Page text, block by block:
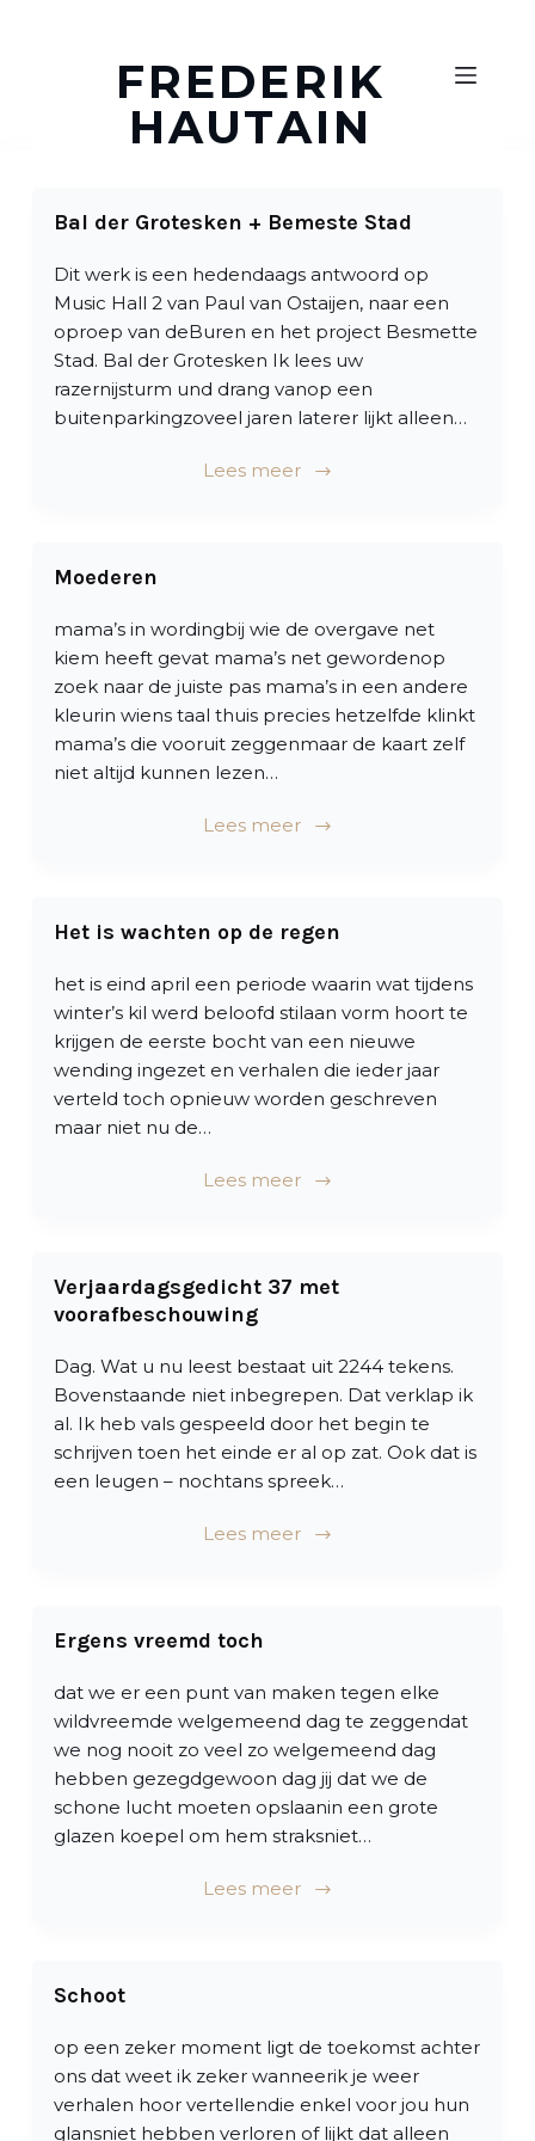
FREDERIK
HAUTAIN
Bal der Grotesken + Bemeste Stad
Dit werk is een hedendaags antwoord op
Music Hall 2 van Paul van Ostaijen, naar een
oproep van deBuren en het project Besmette
Stad. Bal der Grotesken Ik lees uw
razernijsturm und drang vanop een
buitenparkingzoveel jaren laterer lijkt alleen…
Lees meer
Moederen
mama’s in wordingbij wie de overgave net
kiem heeft gevat mama’s net gewordenop
zoek naar de juiste pas mama’s in een andere
kleurin wiens taal thuis precies hetzelfde klinkt
mama’s die vooruit zeggenmaar de kaart zelf
niet altijd kunnen lezen…
Lees meer
Het is wachten op de regen
het is eind april een periode waarin wat tijdens
winter’s kil werd beloofd stilaan vorm hoort te
krijgen de eerste bocht van een nieuwe
wending ingezet en verhalen die ieder jaar
verteld toch opnieuw worden geschreven
maar niet nu de…
Lees meer
Verjaardagsgedicht 37 met
voorafbeschouwing
Dag. Wat u nu leest bestaat uit 2244 tekens.
Bovenstaande niet inbegrepen. Dat verklap ik
al. Ik heb vals gespeeld door het begin te
schrijven toen het einde er al op zat. Ook dat is
een leugen – nochtans spreek…
Lees meer
Ergens vreemd toch
dat we er een punt van maken tegen elke
wildvreemde welgemeend dag te zeggendat
we nog nooit zo veel zo welgemeend dag
hebben gezegdgewoon dag jij dat we de
schone lucht moeten opslaanin een grote
glazen koepel om hem straksniet…
Lees meer
Schoot
op een zeker moment ligt de toekomst achter
ons dat weet ik zeker wanneerik je weer
verhalen hoor vertellendie enkel voor jou hun
glansniet hebben verloren of lijkt dat alleen